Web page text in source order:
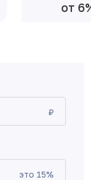
от
₽
это 15%